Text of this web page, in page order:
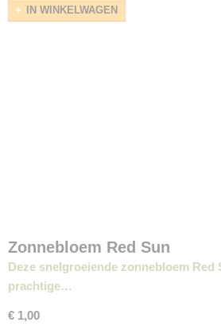
IN WINKELWAGEN
Zonnebloem Red Sun
Deze snelgroeiende zonnebloem Red
prachtige…
€ 1,00